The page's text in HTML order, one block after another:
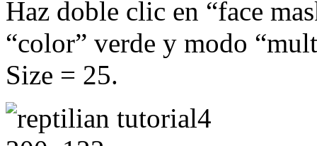
Haz doble clic en “face
“color” verde y modo
Size = 25.